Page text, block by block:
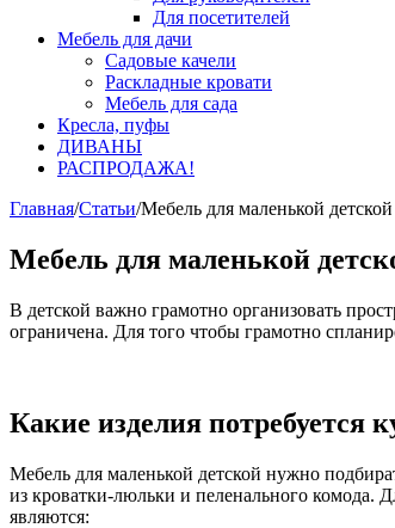
Для посетителей
Мебель для дачи
Садовые качели
Раскладные кровати
Мебель для сада
Кресла, пуфы
ДИВАНЫ
РАСПРОДАЖА!
Главная/Статьи/Мебель для маленькой детской
Мебель для маленькой
В детской важно грамотно организовать
ограничена. Для того чтобы грамотно
Какие изделия потребуется
Мебель для маленькой детской нужно
из кроватки-люльки и пеленального комода.
являются: